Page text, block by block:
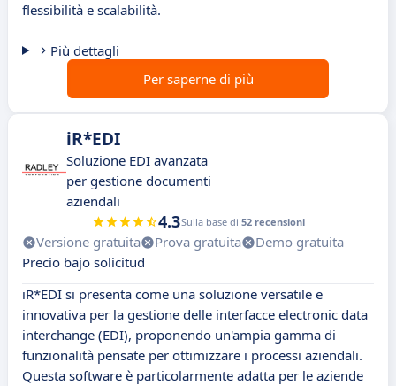
flessibilità e scalabilità.
Più dettagli
Per saperne di più
iR*EDI
Soluzione EDI avanzata
per gestione documenti
aziendali
4.3Sulla base di 52 recensioni
Versione gratuita Prova gratuita
Demo gratuita
Precio bajo solicitud
iR*EDI si presenta come una soluzione versatile e
innovativa per la gestione delle interfacce electronic data
interchange (EDI), proponendo un'ampia gamma di
funzionalità pensate per ottimizzare i processi aziendali.
Questa software è particolarmente adatta per le aziende